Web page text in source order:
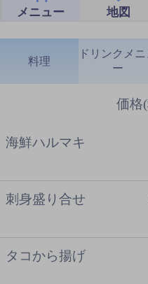
メニュー 地図
料理
価格
海鮮ハルマキ
刺身盛り合せ
タコから揚げ
ドリンクメニ
ー